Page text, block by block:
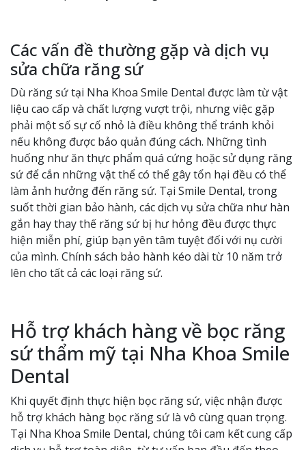
Các vấn đề thường gặp và dịch vụ
sửa chữa răng sứ
Dù răng sứ tại Nha Khoa Smile Dental được làm từ vật
liệu cao cấp và chất lượng vượt trội, nhưng việc gặp
phải một số sự cố nhỏ là điều không thể tránh khỏi
nếu không được bảo quản đúng cách. Những tình
huống như ăn thực phẩm quá cứng hoặc sử dụng răng
sứ để cắn những vật thể có thể gây tổn hại đều có thể
làm ảnh hưởng đến răng sứ. Tại Smile Dental, trong
suốt thời gian bảo hành, các dịch vụ sửa chữa như hàn
gắn hay thay thế răng sứ bị hư hỏng đều được thực
hiện miễn phí, giúp bạn yên tâm tuyệt đối với nụ cười
của mình. Chính sách bảo hành kéo dài từ 10 năm trở
lên cho tất cả các loại răng sứ.
Hỗ trợ khách hàng về bọc răng
sứ thẩm mỹ tại Nha Khoa Smile
Dental
Khi quyết định thực hiện bọc răng sứ, việc nhận được
hỗ trợ khách hàng bọc răng sứ là vô cùng quan trọng.
Tại Nha Khoa Smile Dental, chúng tôi cam kết cung cấp